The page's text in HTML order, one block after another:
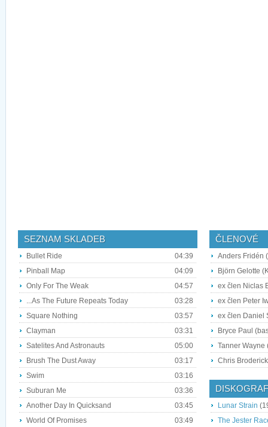
SEZNAM SKLADEB
Bullet Ride
04:39
Pinball Map
04:09
Only For The Weak
04:57
...As The Future Repeats Today
03:28
Square Nothing
03:57
Clayman
03:31
Satelites And Astronauts
05:00
Brush The Dust Away
03:17
Swim
03:16
Suburan Me
03:36
Another Day In Quicksand
03:45
World Of Promises
03:49
ČLENOVÉ
Anders Fridén
Björn Gelotte
ex člen Niclas
ex člen Peter
ex člen Daniel
Bryce Paul
Tanner Wayne
Chris
Lunar Strain
The Jester